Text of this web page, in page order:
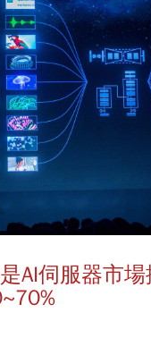
是AI伺服器市